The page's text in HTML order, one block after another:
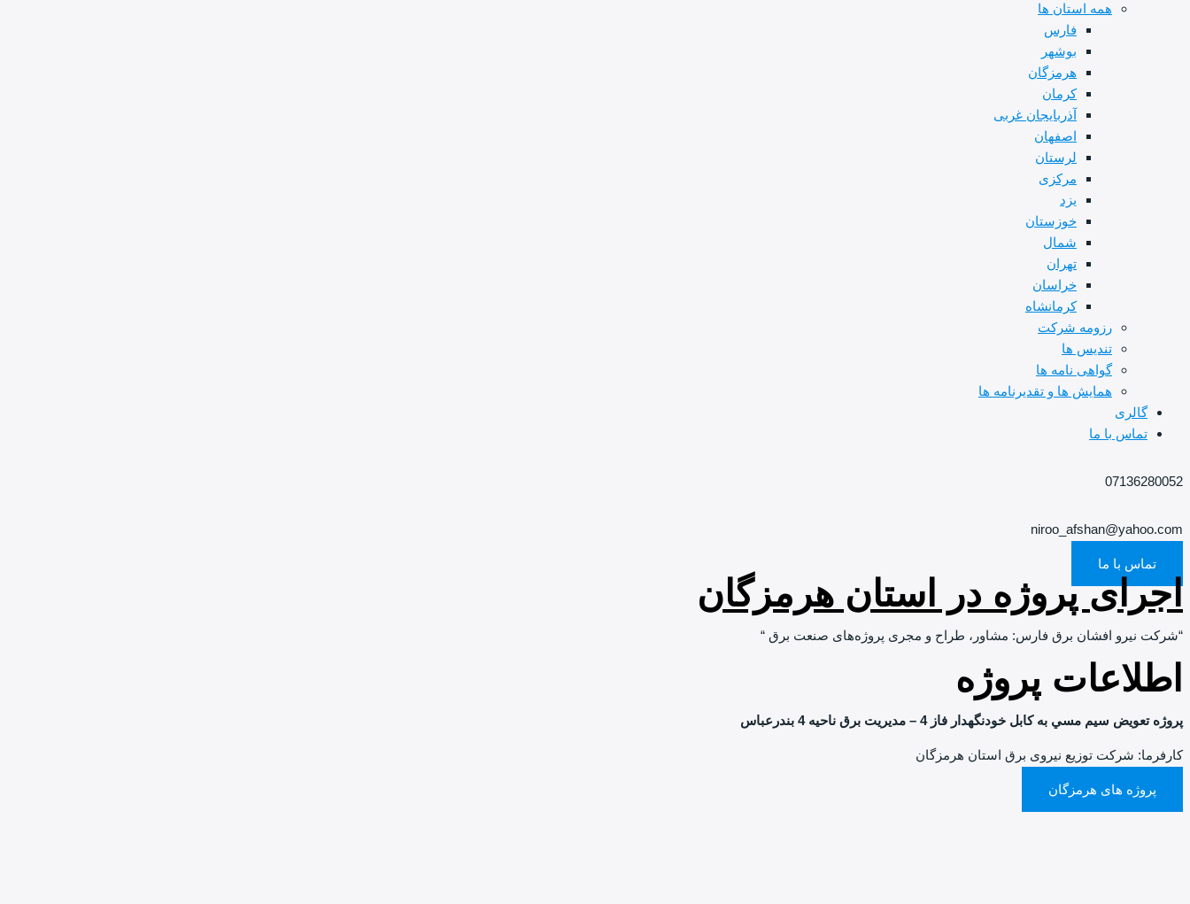
همه استان ها
فارس
بوشهر
هرمزگان
کرمان
آذربایجان غربی
اصفهان
لرستان
مرکزی
یزد
خوزستان
شمال
تهران
خراسان
کرمانشاه
رزومه شرکت
تندیس ها
گواهی نامه ها
همایش ها و تقدیرنامه ها
گالری
تماس با ما
07136280052
niroo_afshan@yahoo.com
تماس با ما
اجرای پروژه در استان هرمزگان
“شرکت نیرو افشان برق فارس: مشاور، طراح و مجری پروژه‌های صنعت برق “
اطلاعات پروژه
پروژه تعويض سيم مسي به كابل خودنگهدار فاز 4 – مديريت برق ناحيه 4 بندرعباس
کارفرما: شرکت توزیع نیروی برق استان هرمزگان
پروژه های هرمزگان